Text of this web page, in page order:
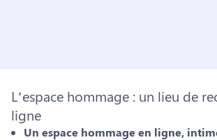
L’espace hommage : un lieu de
ligne
Un espace hommage en ligne,